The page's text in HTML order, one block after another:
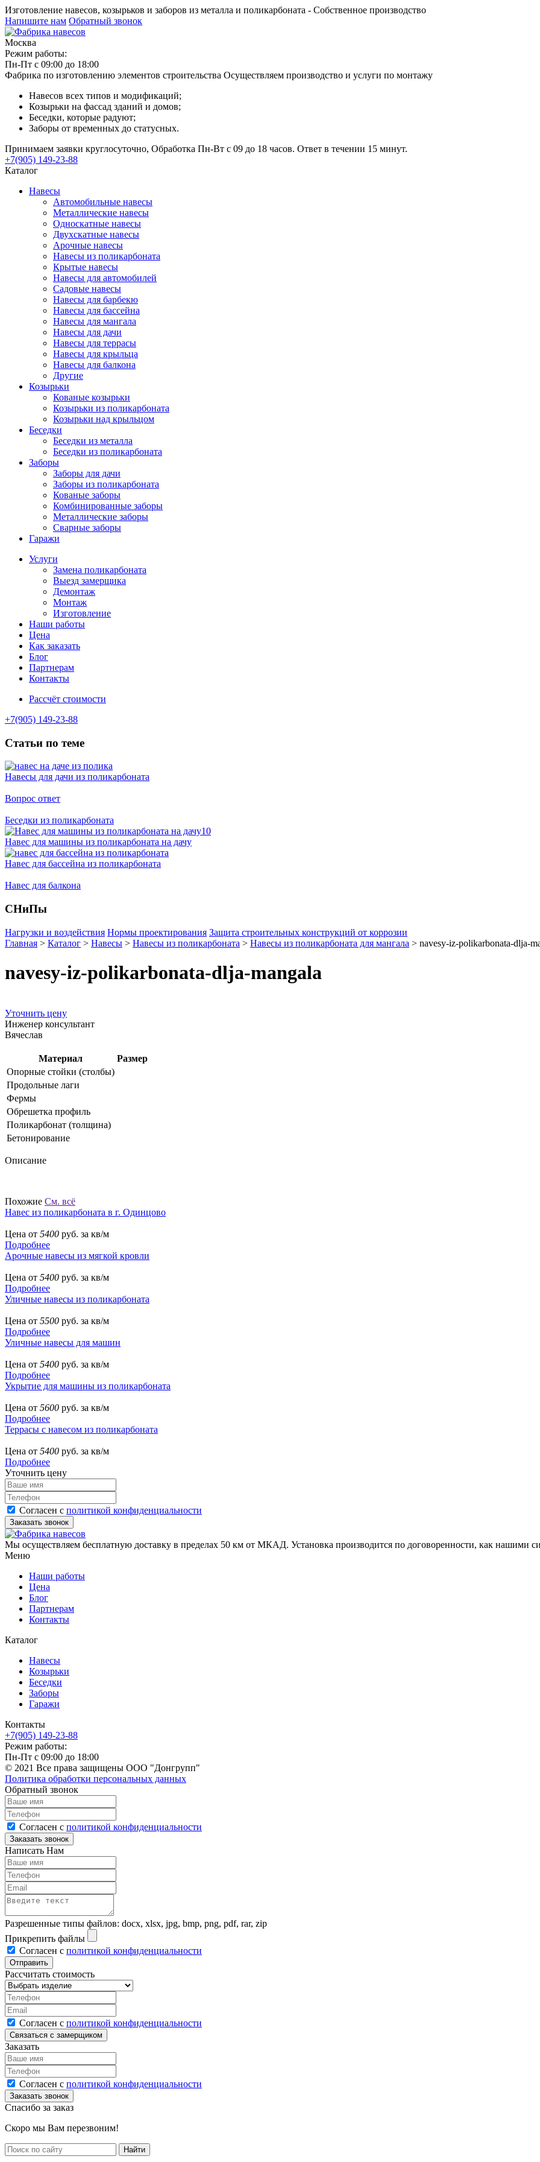
Изготовление навесов, козырьков и заборов из металла и поликарбоната - Собственное производство
Напишите нам Обратный звонок
Москва
Режим работы:
Пн-Пт с 09:00 до 18:00
Фабрика по изготовлению элементов строительства Осуществляем производство и услуги по монтажу
Навесов всех типов и модификаций;
Козырьки на фассад зданий и домов;
Беседки, которые радуют;
Заборы от временных до статусных.
Принимаем заявки круглосуточно, Обработка Пн-Вт с 09 до 18 часов. Ответ в течении 15 минут.
+7(905) 149-23-88
Каталог
Навесы
Автомобильные навесы
Металлические навесы
Односкатные навесы
Двухскатные навесы
Арочные навесы
Навесы из поликарбоната
Крытые навесы
Навесы для автомобилей
Садовые навесы
Навесы для барбекю
Навесы для бассейна
Навесы для мангала
Навесы для дачи
Навесы для террасы
Навесы для крыльца
Навесы для балкона
Другие
Козырьки
Кованые козырьки
Козырьки из поликарбоната
Козырьки над крыльцом
Беседки
Беседки из металла
Беседки из поликарбоната
Заборы
Заборы для дачи
Заборы из поликарбоната
Кованые заборы
Комбинированные заборы
Металлические заборы
Сварные заборы
Гаражи
Услуги
Замена поликарбоната
Выезд замерщика
Демонтаж
Монтаж
Изготовление
Наши работы
Цена
Как заказать
Блог
Партнерам
Контакты
Рассчёт стоимости
+7(905) 149-23-88
Статьи по теме
Навесы для дачи из поликарбоната
Вопрос ответ
Беседки из поликарбоната
Навес для машины из поликарбоната на дачу
Навес для бассейна из поликарбоната
Навес для балкона
СНиПы
Нагрузки и воздействия Нормы проектирования Защита строительных конструкций от коррозии
Главная > Каталог > Навесы > Навесы из поликарбоната > Навесы из поликарбоната для мангала > navesy-iz-polikarbonata-dlja-
navesy-iz-polikarbonata-dlja-mangala
Уточнить цену
Инженер консультант
Вячеслав
Материал
Размер
Опорные стойки (столбы)
Продольные лаги
Фермы
Обрешетка профиль
Поликарбонат (толщина)
Бетонирование
Описание
Похожие См. всё
Навес из поликарбоната в г. Одинцово
Цена от 5400 руб. за кв/м
Подробнее
Арочные навесы из мягкой кровли
Цена от 5400 руб. за кв/м
Подробнее
Уличные навесы из поликарбоната
Цена от 5500 руб. за кв/м
Подробнее
Уличные навесы для машин
Цена от 5400 руб. за кв/м
Подробнее
Укрытие для машины из поликарбоната
Цена от 5600 руб. за кв/м
Подробнее
Террасы с навесом из поликарбоната
Цена от 5400 руб. за кв/м
Подробнее
Уточнить цену
Согласен с политикой конфиденциальности
Мы осуществляем бесплатную доставку в пределах 50 км от МКАД. Установка производится по договоренности, как нашими
Меню
Наши работы
Цена
Блог
Партнерам
Контакты
Каталог
Навесы
Козырьки
Беседки
Заборы
Гаражи
Контакты
+7(905) 149-23-88
Режим работы:
Пн-Пт с 09:00 до 18:00
© 2021 Все права защищены ООО "Донгрупп"
Политика обработки персональных данных
Обратный звонок
Согласен с политикой конфиденциальности
Написать Нам
Разрешенные типы файлов: docx, xlsx, jpg, bmp, png, pdf, rar, zip
Прикрепить файлы
Согласен с политикой конфиденциальности
Рассчитать стоимость
Согласен с политикой конфиденциальности
Заказать
Согласен с политикой конфиденциальности
Спасибо за заказ
Скоро мы Вам перезвоним!